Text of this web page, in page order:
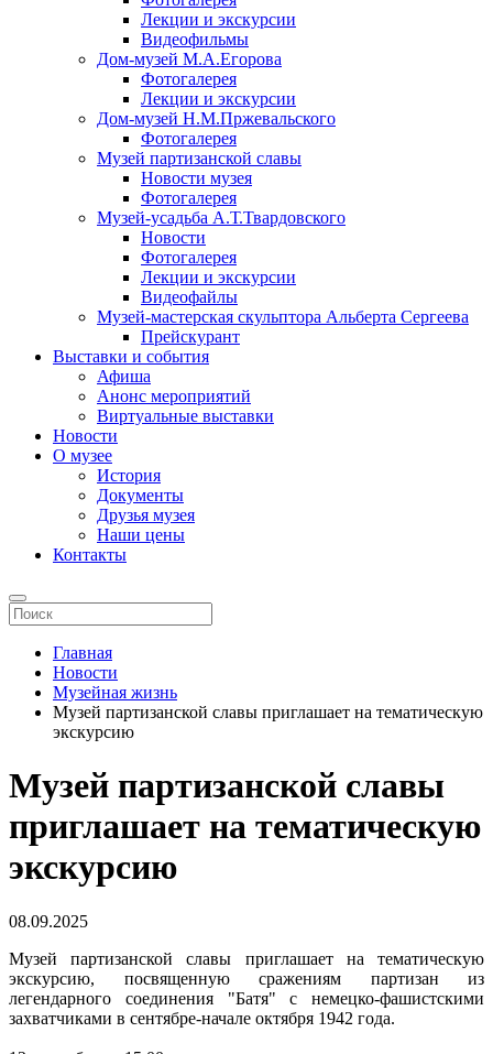
Лекции и экскурсии
Видеофильмы
Дом-музей М.А.Егорова
Фотогалерея
Лекции и экскурсии
Дом-музей Н.М.Пржевальского
Фотогалерея
Музей партизанской славы
Новости музея
Фотогалерея
Музей-усадьба А.Т.Твардовского
Новости
Фотогалерея
Лекции и экскурсии
Видеофайлы
Музей-мастерская скульптора Альберта Сергеева
Прейскурант
Выставки и события
Афиша
Анонс мероприятий
Виртуальные выставки
Новости
О музее
История
Документы
Друзья музея
Наши цены
Контакты
Главная
Новости
Музейная жизнь
Музей партизанской славы приглашает на тематическую
экскурсию
Музей партизанской славы
приглашает на тематическую
экскурсию
08.09.2025
Музей партизанской славы приглашает на тематическую
экскурсию, посвященную сражениям партизан из
легендарного соединения "Батя" с немецко-фашистскими
захватчиками в сентябре-начале октября 1942 года.